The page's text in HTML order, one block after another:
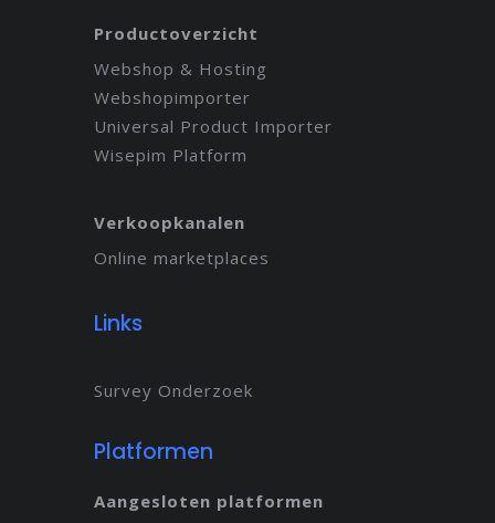
Productoverzicht
Webshop & Hosting
Webshopimporter
Universal Product Importer
Wisepim Platform
Verkoopkanalen
Online marketplaces
Links
Survey Onderzoek
Platformen
Aangesloten platformen